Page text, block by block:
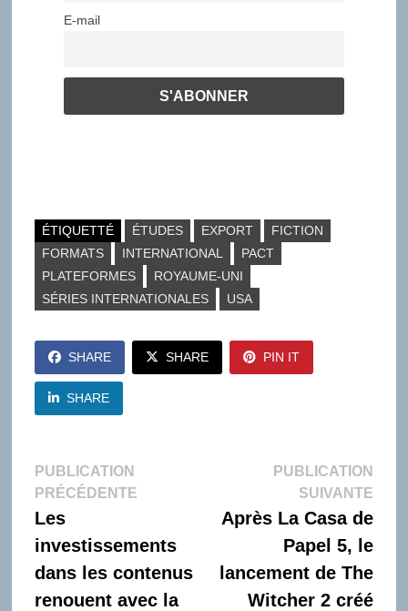
E-mail
ÉTIQUETTÉ ÉTUDES EXPORT
FICTION
FORMATS
INTERNATIONAL
PACT
PLATEFORMES
ROYAUME-UNI
SÉRIES INTERNATIONALES
USA
SHARE SHARE PIN IT
SHARE
Navigation
de
l’article
PUBLICATION
PRÉCÉDENTEPublication
Les
investissements
dans les contenus
renouent avec la
PUBLICATION
SUIVANTE
Après La Casa de
Papel 5, le
lancement de The
Witcher 2 créé